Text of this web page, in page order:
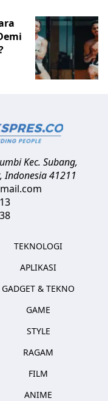
Kec. Subang,
,Indonesia41211
TEKNOLOGI
APLIKASI
GADGET & TEKNO
GAME
STYLE
RAGAM
FILM
ANIME